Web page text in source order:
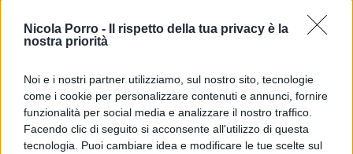
Nicola Porro -
Il rispetto della tua privacy è la
nostra priorità
Noi e i nostri partner utilizziamo, sul nostro sito, tecnologie
come i cookie per personalizzare contenuti e annunci, fornire
funzionalità per social media e analizzare il nostro traffico.
Facendo clic di seguito si acconsente all'utilizzo di questa
tecnologia. Puoi cambiare idea e modificare le tue scelte sul
Questo dimostra di come tanti rappresentanti dello stato
credono di poter esprimersi liberamente senza rispettare il
rappresentano.
Rispondi